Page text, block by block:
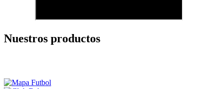
Nuestros productos